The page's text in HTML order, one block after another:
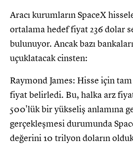
Aracı kurumların SpaceX
ortalama hedef fiyat 236 dolar
bulunuyor. Ancak bazı
uçuklatacak cinsten:
Raymond James: Hisse için
fiyat belirledi. Bu, halka arz
500'lük bir yükseliş anlamına
gerçekleşmesi durumunda
değerini 10 trilyon doların